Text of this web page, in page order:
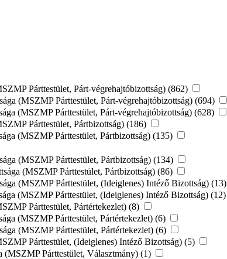
Párttestület, Párt-végrehajtóbizottság) (862)
(MSZMP Párttestület, Párt-végrehajtóbizottság) (694)
(MSZMP Párttestület, Párt-végrehajtóbizottság) (628)
Párttestület, Pártbizottság) (186)
(MSZMP Párttestület, Pártbizottság) (135)
(MSZMP Párttestület, Pártbizottság) (134)
(MSZMP Párttestület, Pártbizottság) (86)
(MSZMP Párttestület, (Ideiglenes) Intéző Bizottság) (13)
(MSZMP Párttestület, (Ideiglenes) Intéző Bizottság) (12)
Párttestület, Pártértekezlet) (8)
(MSZMP Párttestület, Pártértekezlet) (6)
(MSZMP Párttestület, Pártértekezlet) (6)
Párttestület, (Ideiglenes) Intéző Bizottság) (5)
Párttestület, Választmány) (1)